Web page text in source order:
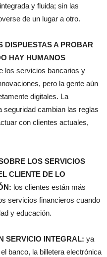
y fluida; sin las
de un lugar a otro.
DISPUESTAS A PROBAR
HAY HUMANOS
los servicios bancarios y
pero la gente aún
digitales. La
seguridad cambian las reglas
con clientes actuales,
LOS SERVICIOS
CLIENTE DE LO
los clientes están más
servicios financieros cuando
y educación.
SERVICIO INTEGRAL: ya
banco, la billetera electrónica